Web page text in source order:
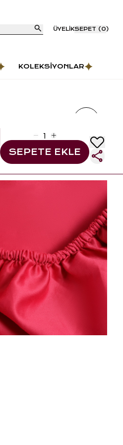
ÜYELIKSEPET (0)
KOLEKSIYONLAR
SEPETE EKLE